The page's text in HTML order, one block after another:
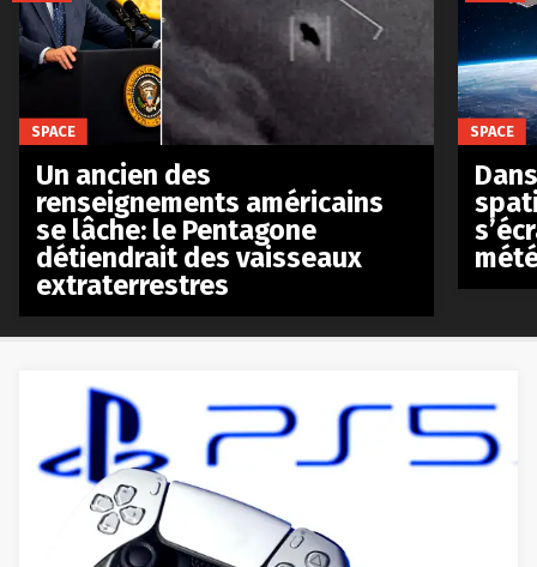
SPACE
Un ancien des
renseignements américains
se lâche: le Pentagone
détiendrait des vaisseaux
extraterrestres
SPACE